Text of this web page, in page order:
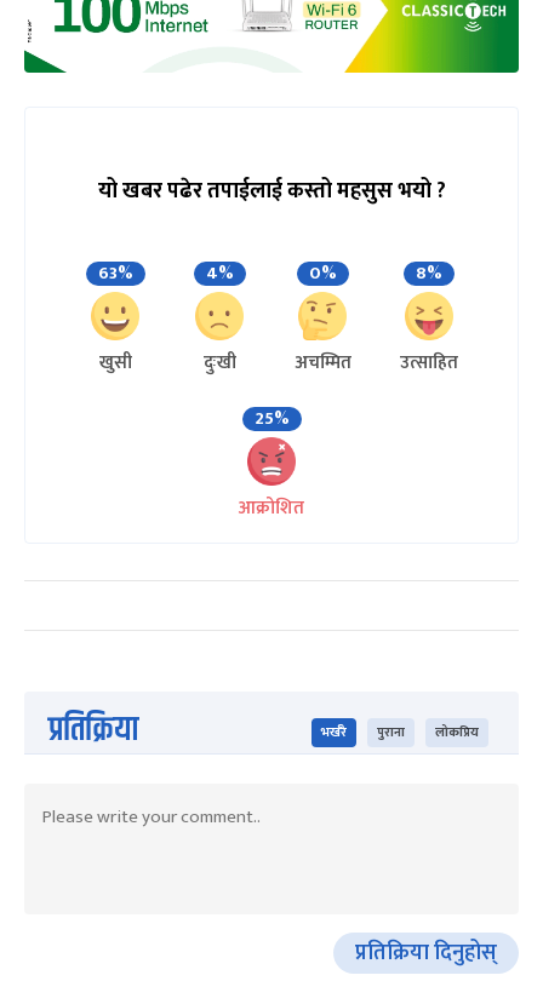
यो खबर पढेर तपाईलाई कस्तो महसुस भयो ?
63%
खुसी
4%
दुःखी
0%
अचम्मित
8%
उत्साहित
25%
आक्रोशित
प्रतिक्रिया भर्खरै पुराना लोकप्रिय
प्रतिक्रिया दिनुहोस्